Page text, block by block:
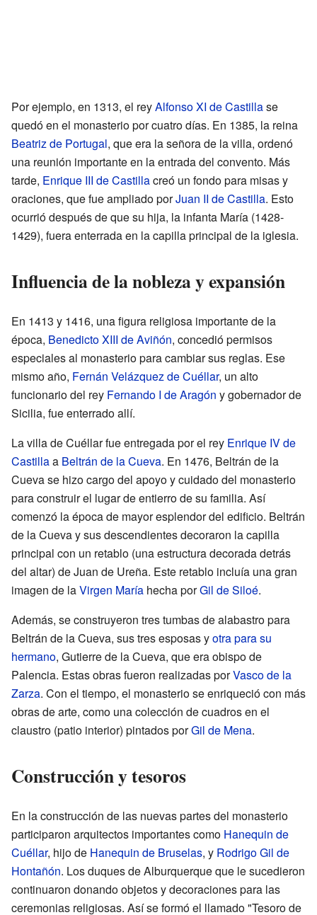
Por ejemplo, en 1313, el reyAlfonso XI de Castillase
quedó en el monasterio por cuatro días. En 1385, la reina
Beatriz de Portugal, que era la señora de la villa, ordenó
una reunión importante en la entrada del convento. Más
tarde, Enrique III de Castillacreó un fondo para misas y
oraciones, que fue ampliado porJuan II de Castilla. Esto
ocurrió después de que su hija, la infanta María (1428-
1429), fuera enterrada en la capilla principal de la iglesia.
Influencia de la nobleza y expansión
En 1413 y 1416, una figura religiosa importante de la
época, Benedicto XIII de Aviñón, concedió permisos
especiales al monasterio para cambiar sus reglas. Ese
mismo año, Fernán Velázquez de Cuéllar, un alto
funcionario del rey Fernando I de Aragón y gobernador de
Sicilia, fue enterrado allí.
La villa de Cuéllar fue entregada por el rey Enrique IV de
Castillaa Beltrán de la Cueva. En 1476, Beltrán de la
Cueva se hizo cargo del apoyo y cuidado del monasterio
para construir el lugar de entierro de su familia. Así
comenzó la época de mayor esplendor del edificio. Beltrán
de la Cueva y sus descendientes decoraron la capilla
principal con un retablo (una estructura decorada detrás
del altar) de Juan de Ureña. Este retablo incluía una gran
imagen de laVirgen María hecha porGil de Siloé.
Además, se construyeron tres tumbas de alabastro para
Beltrán de la Cueva, sus tres esposas yotra para su
hermano, Gutierre de la Cueva, que era obispo de
Palencia. Estas obras fueron realizadas porVasco de la
Zarza. Con el tiempo, el monasterio se enriqueció con más
obras de arte, como una colección de cuadros en el
claustro (patio interior) pintados porGil de Mena.
Construcción y tesoros
En la construcción de las nuevas partes del monasterio
participaron arquitectos importantes como Hanequin de
Cuéllar, hijo de Hanequin de Bruselas, y Rodrigo Gil de
Hontañón. Los duques de Alburquerque que le sucedieron
continuaron donando objetos y decoraciones para las
ceremonias religiosas. Así se formó el llamado "Tesoro de